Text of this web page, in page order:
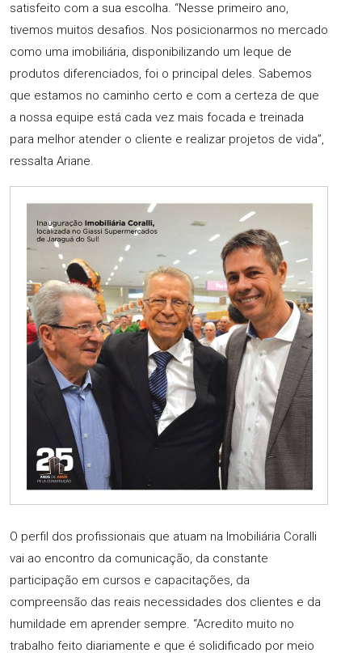
satisfeito com a sua escolha. “Nesse primeiro ano,
tivemos muitos desafios. Nos posicionarmos no mercado
como uma imobiliária, disponibilizando um leque de
produtos diferenciados, foi o principal deles. Sabemos
que estamos no caminho certo e com a certeza de que
a nossa equipe está cada vez mais focada e treinada
para melhor atender o cliente e realizar projetos de vida”,
ressalta Ariane.
O perfil dos profissionais que atuam na Imobiliária Coralli
vai ao encontro da comunicação, da constante
participação em cursos e capacitações, da
compreensão das reais necessidades dos clientes e da
humildade em aprender sempre. “Acredito muito no
trabalho feito diariamente e que é solidificado por meio